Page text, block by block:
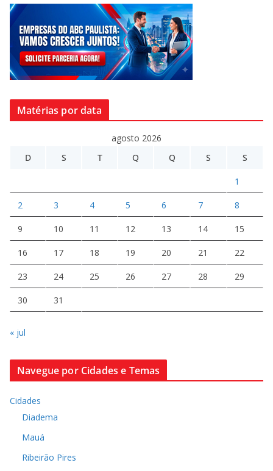
Matérias por data
agosto 2026
D
S T Q Q S S
1
2 3 4 5 6 7 8
9 10 11 12 13 14 15
16 17 18 19 20 21 22
23 24 25 26 27 28 29
30 31
« jul
Navegue por Cidades e Temas
Cidades
Diadema
Mauá
Ribeirão Pires